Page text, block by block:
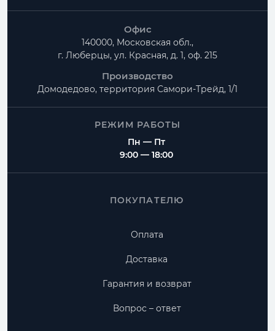
Офис
140000, Московская обл.,
г. Люберцы, ул. Красная, д. 1, оф. 215
Производство
Домодедово, территория Самори-Трейд, 1/1
РЕЖИМ РАБОТЫ
Пн — Пт
9:00 — 18:00
ПОКУПАТЕЛЮ
Оплата
Доставка
Гарантия и возврат
Вопрос – ответ